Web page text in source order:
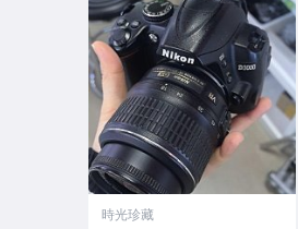
時光珍藏